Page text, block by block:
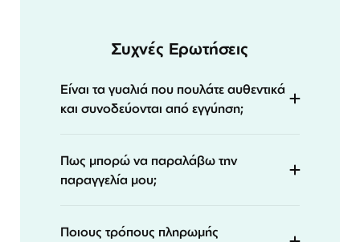
Συχνές Ερωτήσεις
Είναι τα γυαλιά που πουλάτε αυθεντικά
και συνοδεύονται από εγγύηση;
Πως μπορώ να παραλάβω την
παραγγελία μου;
Ποιους τρόπους πληρωμής